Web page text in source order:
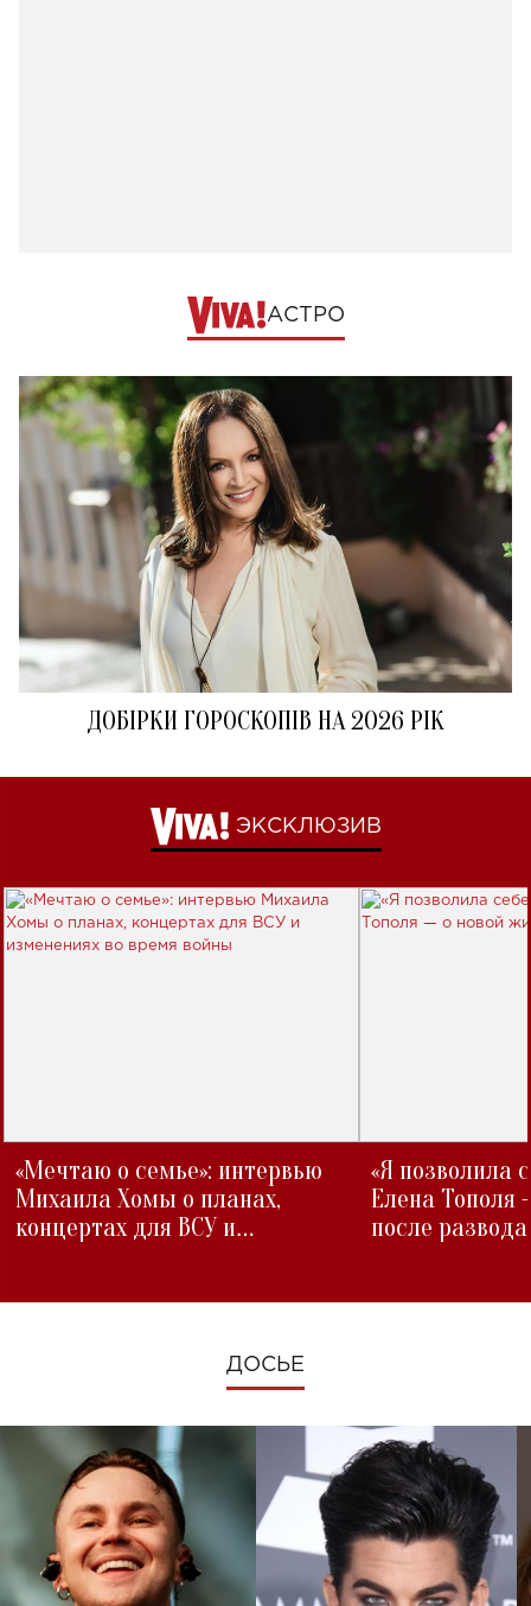
АСТРО
ДОБІРКИ ГОРОСКОПІВ НА 2026 РІК
ЭКСКЛЮЗИВ
«Мечтаю о семье»: интервью
Михаила Хомы о планах,
концертах для ВСУ и
«Я позволила
Елена Тополя
после развода
ДОСЬЕ